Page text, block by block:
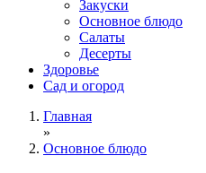
Закуски
Основное блюдо
Салаты
Десерты
Здоровье
Сад и огород
Главная
»
Основное блюдо